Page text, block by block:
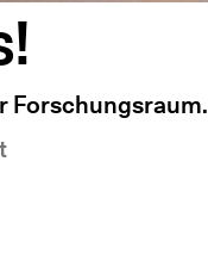
Forschungsraum.